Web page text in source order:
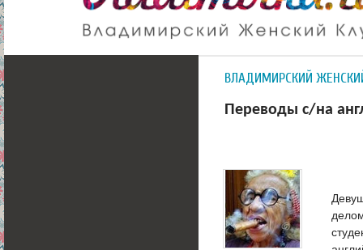
ВЛАДИМИРСКИЙ
Переводы с/на